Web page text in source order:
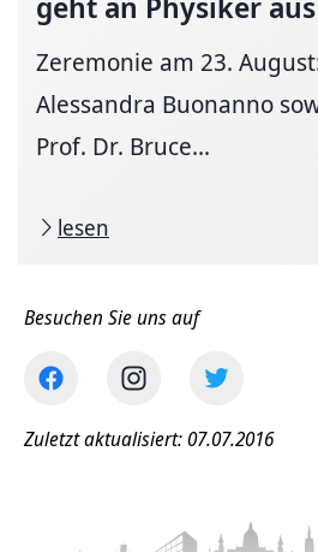
Zeremonie am 23.
Alessandra Buonanno
Prof. Dr. Bruce...
lesen
Besuchen Sie uns auf
Zuletzt aktualisiert: 07.07.2016